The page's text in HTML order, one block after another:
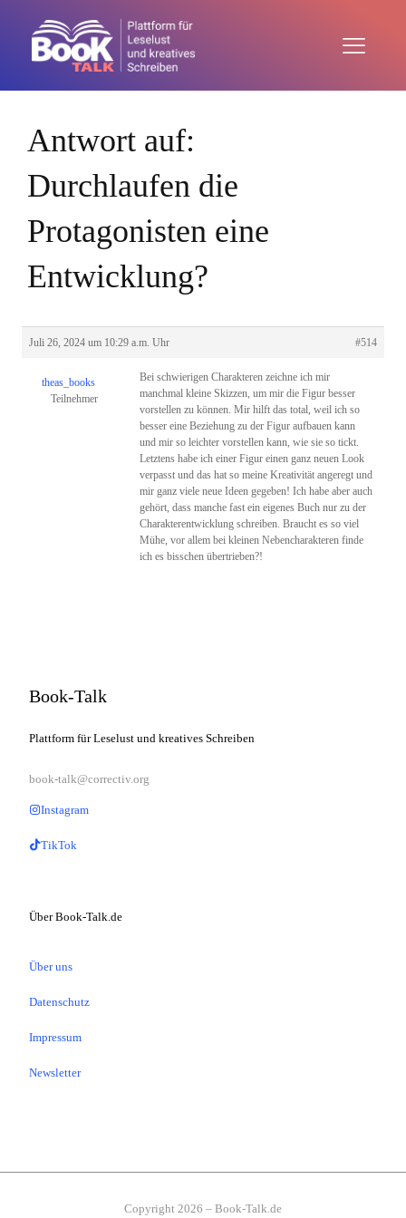
Antwort auf:
Durchlaufen die
Protagonisten eine
Entwicklung?
Juli 26, 2024 um 10:29 a.m. Uhr #514
theas_books
Teilnehmer
Bei schwierigen Charakteren zeichne ich mir
manchmal kleine Skizzen, um mir die Figur besser
vorstellen zu können. Mir hilft das total, weil ich so
besser eine Beziehung zu der Figur aufbauen kann
und mir so leichter vorstellen kann, wie sie so tickt.
Letztens habe ich einer Figur einen ganz neuen Look
verpasst und das hat so meine Kreativität angeregt und
mir ganz viele neue Ideen gegeben! Ich habe aber auch
gehört, dass manche fast ein eigenes Buch nur zu der
Charakterentwicklung schreiben. Braucht es so viel
Mühe, vor allem bei kleinen Nebencharakteren finde
ich es bisschen übertrieben?!
Book-Talk
Plattform für Leselust und kreatives Schreiben
book-talk@correctiv.org
Instagram
TikTok
Über Book-Talk.de
Über uns
Datenschutz
Impressum
Newsletter
Copyright 2026 – Book-Talk.de